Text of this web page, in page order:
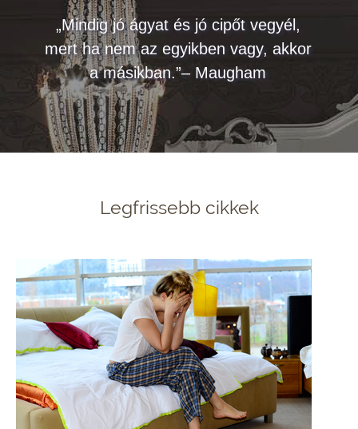
„Mindig jó ágyat és jó cipőt vegyél,
mert ha nem az egyikben vagy, akkor
a másikban.”– Maugham
Legfrissebb cikkek